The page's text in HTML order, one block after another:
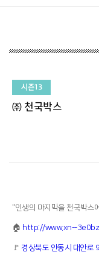
시즌13
㈜ 천국박스
"인생의 마지막을 천국박스
🏠 http://www.xn--
🚩 경상북도 안동시 대안로